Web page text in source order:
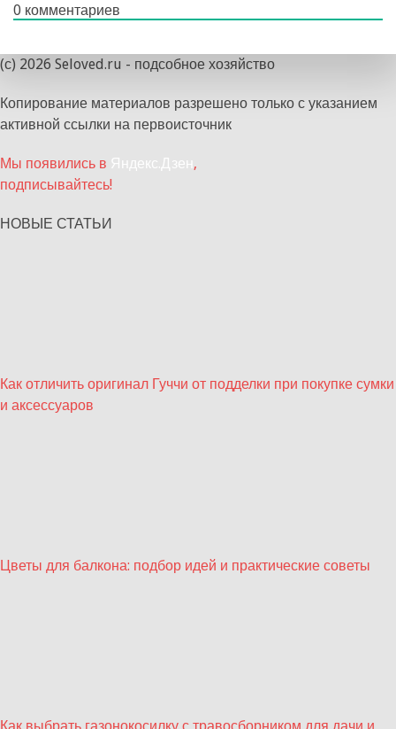
0 комментариев
(с) 2026 Seloved.ru - подсобное хозяйство
Копирование материалов разрешено только с указанием
активной ссылки на первоисточник
Мы появились в Яндекс.Дзен,
подписывайтесь!
НОВЫЕ СТАТЬИ
Как отличить оригинал Гуччи от подделки при покупке сумки
и аксессуаров
Цветы для балкона: подбор идей и практические советы